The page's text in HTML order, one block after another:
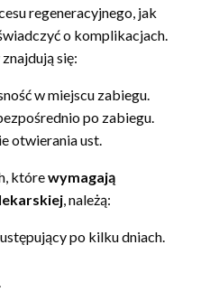
regeneracyjnego, jak
o komplikacjach.
się:
w miejscu zabiegu.
po zabiegu.
otwierania ust.
którewymagają
, należą:
po kilku dniach.